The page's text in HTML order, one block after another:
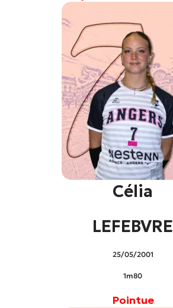
Célia
LEFEBVRE
25/05/2001
1m80
Pointue